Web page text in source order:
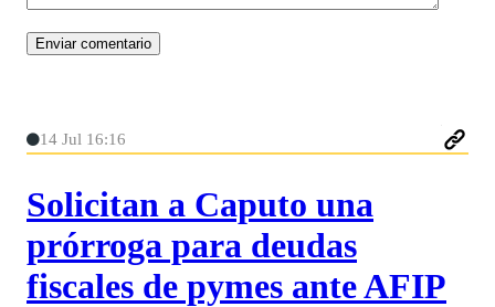
14 Jul 16:16
Solicitan a Caputo una
prórroga para deudas
fiscales de pymes ante AFIP